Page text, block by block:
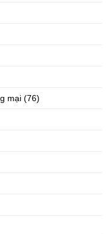
mại (76)